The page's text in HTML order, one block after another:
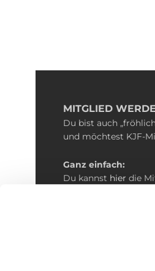
MITGLIED
Du bist auch
und möchtest KJF-
Ganz einfach:
Du kannst hier die
paar Tagen Deine